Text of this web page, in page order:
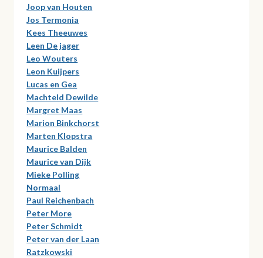
Joop van Houten
Jos Termonia
Kees Theeuwes
Leen De jager
Leo Wouters
Leon Kuijpers
Lucas en Gea
Machteld Dewilde
Margret Maas
Marion Binkchorst
Marten Klopstra
Maurice Balden
Maurice van Dijk
Mieke Polling
Normaal
Paul Reichenbach
Peter More
Peter Schmidt
Peter van der Laan
Ratzkowski